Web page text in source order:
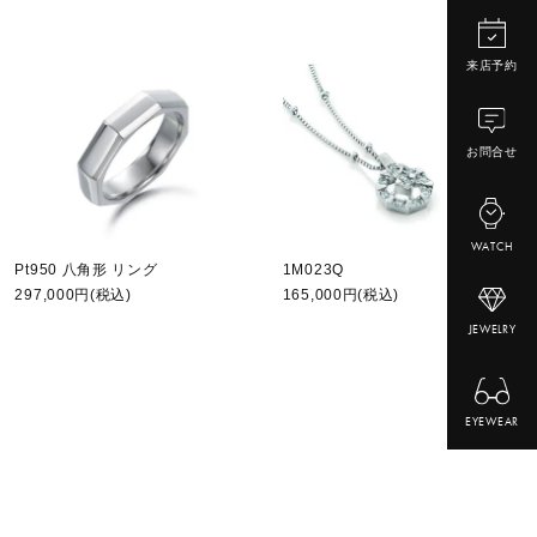
来店予約
お問合せ
WATCH
JEWELRY
EYEWEAR
Pt950 八角形 リング
297,000円(税込)
1M023Q
165,000円(税込)